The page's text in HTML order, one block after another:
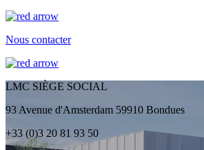
Nous contacter
LMC SIÈGE SOCIAL
93 Avenue d'Amsterdam 59910 Bondues
+33 (0)3 20 81 93 50